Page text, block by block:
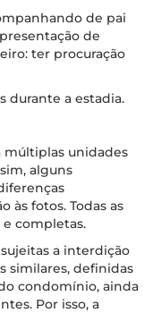
de pai
de
ter procuração
durante a estadia.
múltiplas unidades
alguns
às fotos. Todas as
completas.
a interdição
similares, definidas
condomínio, ainda
Por isso, a